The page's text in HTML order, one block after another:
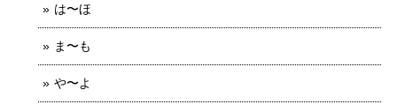
は〜ほ
ま〜も
や〜よ